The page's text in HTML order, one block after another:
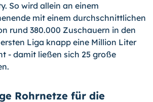
So wird allein an einem
mit einem durchschnittlichen
rund 380.000 Zuschauern in den
Liga knapp eine Million Liter
- damit ließen sich 25 große
Rohrnetze für die